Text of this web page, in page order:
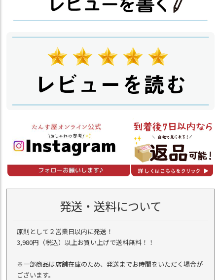
発送・送料について
原則として２営業日以内に発送！
3,980円（税込）以上お買い上げで送料無料！！
※一部商品は店舗在庫のため、発送までお時間をいただく場合が
ございます。